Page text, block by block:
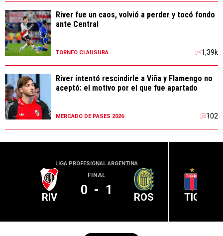
River fue un caos, volvió a perder y tocó fondo
ante Central
TORNEO CLAUSURA 1,39k
River intentó rescindirle a Viña y Flamengo no
aceptó: el motivo por el que fue apartado
MERCADO DE PASES 2026 102
LIGA PROFESIONAL ARGENTINA
RIV
FINAL
0 - 1 ROS TIG